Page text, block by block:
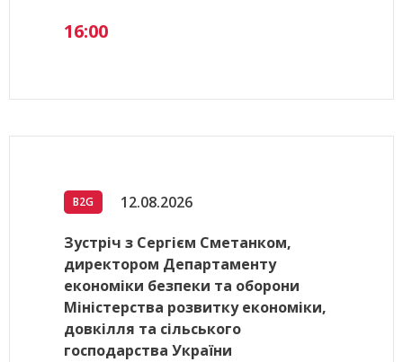
16:00
B2G 12.08.2026
Зустріч з Сергієм Сметанком,
директором Департаменту
економіки безпеки та оборони
Міністерства розвитку економіки,
довкілля та сільського
господарства України